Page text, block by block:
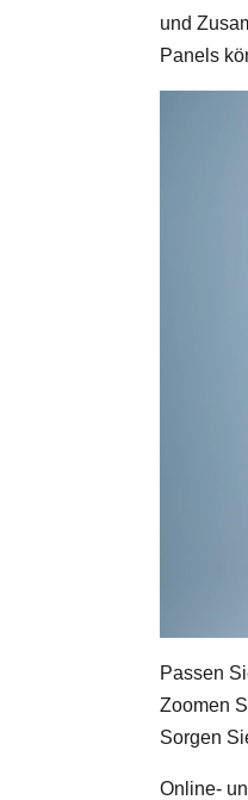
und
Panels
Passen
Zoomen
Sorgen
Online-